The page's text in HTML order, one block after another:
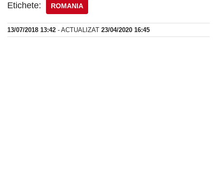
Etichete: ROMANIA
13/07/2018 13:42 - ACTUALIZAT 23/04/2020 16:45